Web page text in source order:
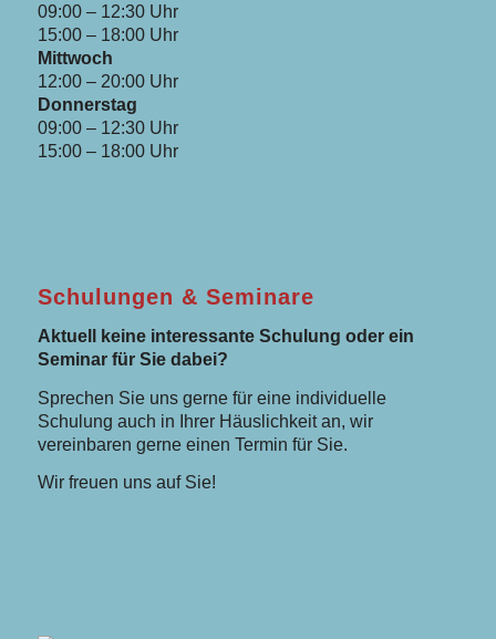
09:00 – 12:30 Uhr
15:00 – 18:00 Uhr
Mittwoch
12:00 – 20:00 Uhr
Donnerstag
09:00 – 12:30 Uhr
15:00 – 18:00 Uhr
Schulungen & Seminare
Aktuell keine interessante Schulung oder ein
Seminar für Sie dabei?
Sprechen Sie uns gerne für eine individuelle
Schulung auch in Ihrer Häuslichkeit an, wir
vereinbaren gerne einen Termin für Sie.
Wir freuen uns auf Sie!